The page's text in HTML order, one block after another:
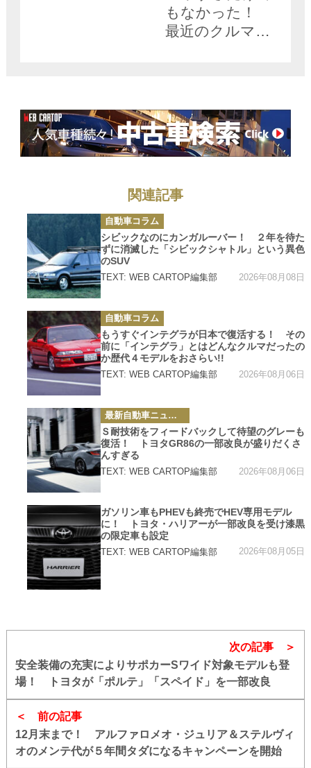
もなかった！
最近のクルマに
関連記事
カ
テ
ゴ
リ
ー
自動車コラム
シビックなのにカンガルーバー！ ２年を待た
ずに消滅した「シビックシャトル」という異色
のSUV
TEXT: WEB CARTOP編集部 2026年08月08日
カ
テ
ゴ
リ
ー
自動車コラム
もうすぐインテグラが日本で復活する！ その
前に「インテグラ」とはどんなクルマだったの
か歴代４モデルをおさらい!!
TEXT: WEB CARTOP編集部 2026年08月06日
カ
テ
ゴ
リ
ー
最新自動車ニュース
Ｓ耐技術をフィードバックして待望のグレーも
復活！ トヨタGR86の一部改良が盛りだくさ
んすぎる
TEXT: WEB CARTOP編集部 2026年08月06日
カ
テ
ゴ
リ
ー
ガソリン車もPHEVも終売でHEV専用モデル
に！ トヨタ・ハリアーが一部改良を受け漆黒
の限定車も設定
TEXT: WEB CARTOP編集部 2026年08月05日
前の記事
12月末まで！ アルファロメオ・ジュリア＆ステルヴィ
オのメンテ代が５年間タダになるキャンペーンを開始
次の記事
安全装備の充実によりサポカーSワイド対象モデルも登
場！ トヨタが「ポルテ」「スペイド」を一部改良